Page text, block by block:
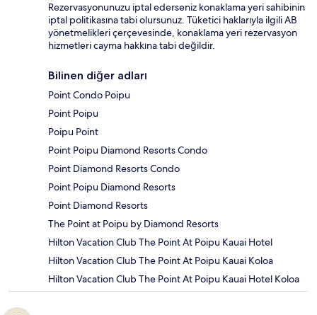
Rezervasyonunuzu iptal ederseniz konaklama yeri sahibinin
iptal politikasına tabi olursunuz. Tüketici haklarıyla ilgili AB
yönetmelikleri çerçevesinde, konaklama yeri rezervasyon
hizmetleri cayma hakkına tabi değildir.
Bilinen diğer adları
Point Condo Poipu
Point Poipu
Poipu Point
Point Poipu Diamond Resorts Condo
Point Diamond Resorts Condo
Point Poipu Diamond Resorts
Point Diamond Resorts
The Point at Poipu by Diamond Resorts
Hilton Vacation Club The Point At Poipu Kauai Hotel
Hilton Vacation Club The Point At Poipu Kauai Koloa
Hilton Vacation Club The Point At Poipu Kauai Hotel Koloa